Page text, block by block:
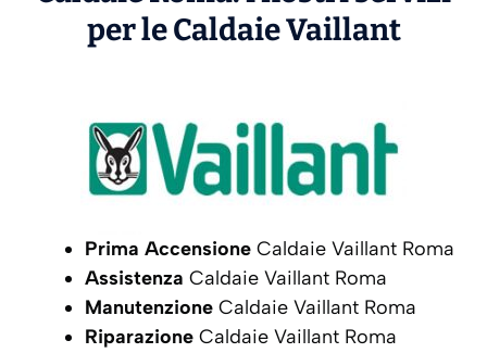
per le CaldaieVaillant
Prima Accensione Caldaie Vaillant Roma
Assistenza Caldaie Vaillant Roma
Manutenzione Caldaie Vaillant Roma
Riparazione Caldaie Vaillant Roma